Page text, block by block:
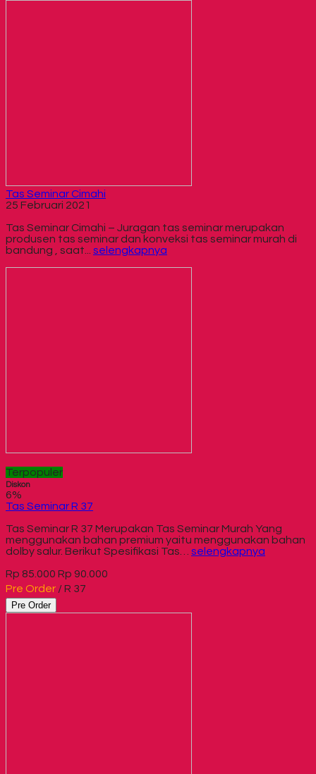
Tas Seminar Cimahi
25 Februari 2021
Tas Seminar Cimahi – Juragan tas seminar merupakan
produsen tas seminar dan konveksi tas seminar murah di
bandung , saat... selengkapnya
Terpopuler
Diskon
6%
Tas Seminar R 37
Tas Seminar R 37 Merupakan Tas Seminar Murah Yang
menggunakan bahan premium yaitu menggunakan bahan
dolby salur. Berikut Spesifikasi Tas… selengkapnya
Rp 85.000 Rp 90.000
Pre Order / R 37
Pre Order